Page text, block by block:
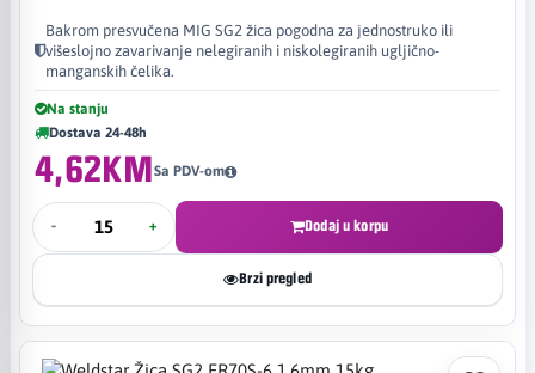
Bakrom presvučena MIG SG2 žica pogodna za jednostruko ili
višeslojno zavarivanje nelegiranih i niskolegiranih ugljično-
manganskih čelika.
Na stanju
Dostava 24-48h
4,62KMSa PDV-om
- + Dodaj u korpu
Brzi pregled